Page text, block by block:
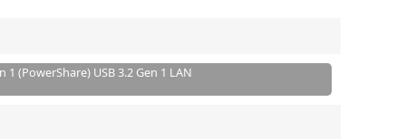
(PowerShare) USB 3.2 Gen 1 LAN